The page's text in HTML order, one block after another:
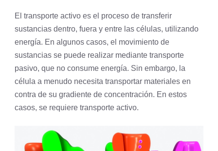
El transporte activo es el proceso de transferir
sustancias dentro, fuera y entre las células, utilizando
energía. En algunos casos, el movimiento de
sustancias se puede realizar mediante transporte
pasivo, que no consume energía. Sin embargo, la
célula a menudo necesita transportar materiales en
contra de su gradiente de concentración. En estos
casos, se requiere transporte activo.